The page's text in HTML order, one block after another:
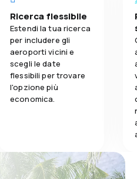
4,0
4,0
3,0
Ricerca flessibile
Estendi la tua ricerca
per includere gli
aeroporti vicini e
scegli le date
flessibili per trovare
l'opzione più
economica.